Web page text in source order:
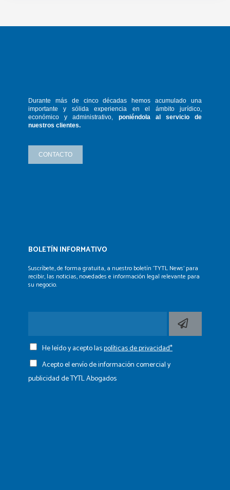
Durante más de cinco décadas hemosacumulado una
importante y sólidaexperiencia en el ámbito jurídico,
económico y administrativo, poniéndola al servicio de
nuestros clientes.
CONTACTO
BOLETÍN INFORMATIVO
Suscríbete, de forma gratuita, a nuestro boletín ‘TYTL News’ para
recibir, las noticias, novedades e información legal relevante para
su negocio.
He leído y acepto laspolíticas de privacidad*
Acepto el envío de información comercial y
publicidad de TYTL Abogados